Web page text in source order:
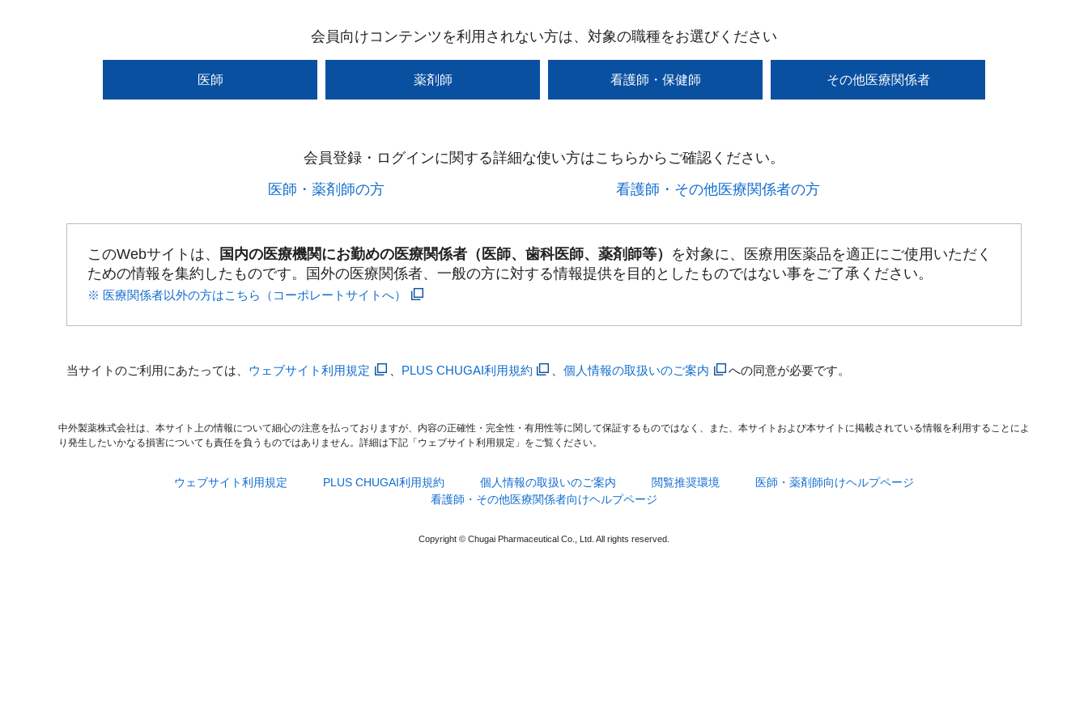
会員向けコンテンツを利用されない方は、対象の職種をお選びください
医師 薬剤師 看護師・保健師 その他医療関係者
会員登録・ログインに関する詳細な使い方はこちらからご確認ください。​
医師・薬剤師の方​
看護師・その他医療関係者の方​
このWebサイトは、 国内の医療機関にお勤めの医療関係者（医師、歯科医師、薬剤師等） を対象に、医療用医薬品を適正にご使用いただく
ための情報を集約したものです。国外の医療関係者、一般の方に対する情報提供を目的としたものではない事をご了承ください。
※ 医療関係者以外の方はこちら（コーポレートサイトへ）
当サイトのご利用にあたっては、 ウェブサイト利用規定 PLUS CHUGAI利用規約 、個人情報の取扱いのご案内 への同意が必要です。
中外製薬株式会社は、本サイト上の情報について細心の注意を払っておりますが、内容の正確性・完全性・有用性等に関して保証するものではなく、また、本サイトおよび本サイトに掲載されている情報を利用することによ
り発生したいかなる損害についても責任を負うものではありません。詳細は下記「ウェブサイト利用規定」をご覧ください。
ウェブサイト利用規定 PLUS CHUGAI利用規約 個人情報の取扱いのご案内 閲覧推奨環境
医師・薬剤師向けヘルプページ
看護師・その他医療関係者向けヘルプページ
Copyright © Chugai Pharmaceutical Co., Ltd. All rights reserved.